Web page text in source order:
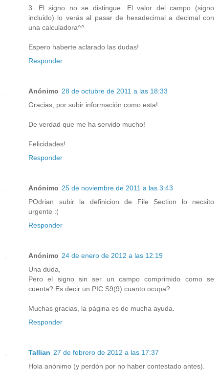
3. El signo no se distingue. El valor del campo (signo
incluido) lo verás al pasar de hexadecimal a decimal con
una calculadora^^
Espero haberte aclarado las dudas!
Responder
Anónimo 28 de octubre de 2011 a las 18:33
Gracias, por subir información como esta!
De verdad que me ha servido mucho!
Felicidades!
Responder
Anónimo 25 de noviembre de 2011 a las 3:43
POdrian subir la definicion de File Section lo necsito
urgente :(
Responder
Anónimo 24 de enero de 2012 a las 12:19
Una duda,
Pero el signo sin ser un campo comprimido como se
cuenta? Es decir un PIC S9(9) cuanto ocupa?
Muchas gracias, la página es de mucha ayuda.
Responder
Tallian 27 de febrero de 2012 a las 17:37
Hola anónimo (y perdón por no haber contestado antes).